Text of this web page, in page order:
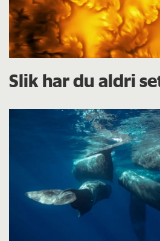
Slik har du aldri